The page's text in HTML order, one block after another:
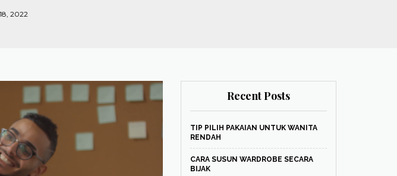
2022
Recent Posts
TIP PILIH PAKAIAN UNTUK WANITA
RENDAH
CARA SUSUN WARDROBE SECARA
BIJAK